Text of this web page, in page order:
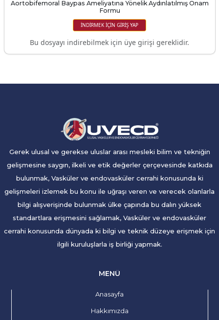
Aortobifemoral Baypas Ameliyatına Yönelik Aydınlatılmış Onam
Formu
İNDIRMEK IÇIN GIRIŞ YAP
Bu dosyayı indirebilmek için üye girişi gereklidir.
Gerek ulusal ve gerekse uluslar arası mesleki bilim ve tekniğin
gelişmesine saygın, ilkeli ve etik değerler çerçevesinde katkıda
bulunmak, Vasküler ve endovasküler cerrahi konusunda ki
gelişmeleri izlemek bu konu ile uğraşı veren ve verecek olanlarla
bilgi alışverişinde bulunmak ülke çapında bu dalın yüksek
standartlara erişmesini sağlamak, Vasküler ve endovasküler
cerrahi konusunda dünyada ki bilgi ve teknik düzeye erişmek için
ilgili kuruluşlarla iş birliği yapmak.
MENÜ
Anasayfa
Hakkımızda